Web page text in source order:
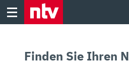
Skip
Finden Sie Ihren